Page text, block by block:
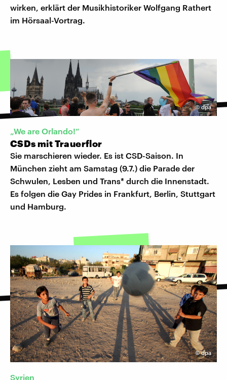
wirken, erklärt der Musikhistoriker Wolfgang Rathert
im Hörsaal-Vortrag.
©dpa
„We are Orlando!”
CSDs mit Trauerflor
Sie marschieren wieder. Es ist CSD-Saison. In
München zieht am Samstag (9.7.) die Parade der
Schwulen, Lesben und Trans* durch die Innenstadt.
Es folgen die Gay Prides in Frankfurt, Berlin, Stuttgart
und Hamburg.
©dpa
Syrien